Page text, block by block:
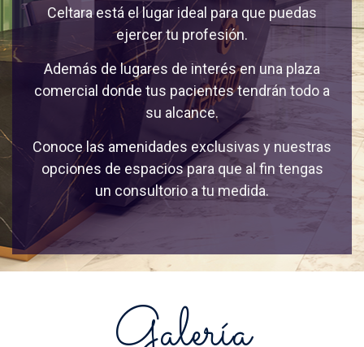
Celtara está el lugar ideal para que puedas
ejercer tu profesión.
Además de lugares de interés en una plaza
comercial donde tus pacientes tendrán todo a
su alcance.
Conoce las amenidades exclusivas y nuestras
opciones de espacios para que al fin tengas
un consultorio a tu medida.